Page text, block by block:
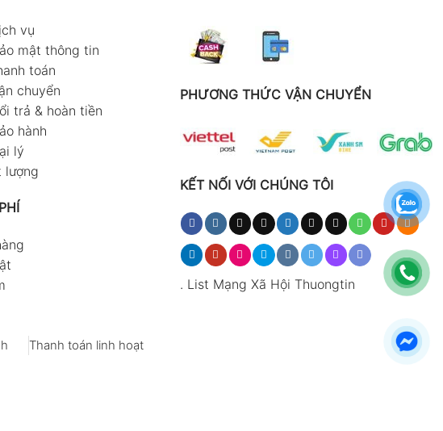
vụ
mật thông tin
toán
chuyển
trả & hoàn tiền
hành
lý
lượng
PHƯƠNG THỨC VẬN CHUYỂN
KẾT NỐI VỚI CHÚNG TÔI
. List Mạng Xã Hội Thuongtin
Thanh toán linh hoạt